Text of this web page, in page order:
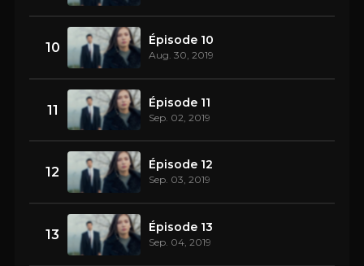
10 Épisode 10
Aug. 30, 2019
11 Épisode 11
Sep. 02, 2019
12 Épisode 12
Sep. 03, 2019
13 Épisode 13
Sep. 04, 2019